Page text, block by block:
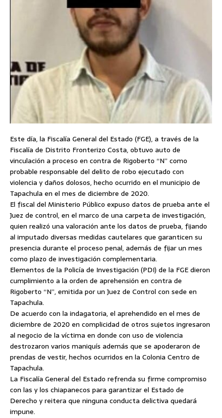
Este día, la Fiscalía General del Estado (FGE), a través de la
Fiscalía de Distrito Fronterizo Costa, obtuvo auto de
vinculación a proceso en contra de Rigoberto “N” como
probable responsable del delito de robo ejecutado con
violencia y daños dolosos, hecho ocurrido en el municipio de
Tapachula en el mes de diciembre de 2020.
El fiscal del Ministerio Público expuso datos de prueba ante el
Juez de control, en el marco de una carpeta de investigación,
quien realizó una valoración ante los datos de prueba, fijando
al imputado diversas medidas cautelares que garanticen su
presencia durante el proceso penal, además de fijar un mes
como plazo de investigación complementaria.
Elementos de la Policía de Investigación (PDI) de la FGE dieron
cumplimiento a la orden de aprehensión en contra de
Rigoberto “N”, emitida por un Juez de Control con sede en
Tapachula.
De acuerdo con la indagatoria, el aprehendido en el mes de
diciembre de 2020 en complicidad de otros sujetos ingresaron
al negocio de la víctima en donde con uso de violencia
destrozaron varios maniquís además que se apoderaron de
prendas de vestir, hechos ocurridos en la Colonia Centro de
Tapachula.
La Fiscalía General del Estado refrenda su firme compromiso
con las y los chiapanecos para garantizar el Estado de
Derecho y reitera que ninguna conducta delictiva quedará
impune.